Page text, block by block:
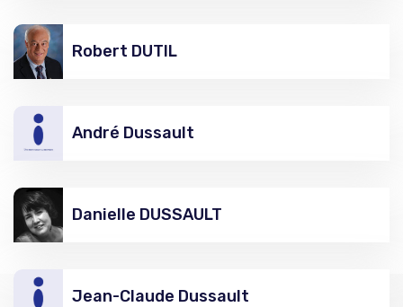
Robert DUTIL
André Dussault
Danielle DUSSAULT
Jean-Claude Dussault